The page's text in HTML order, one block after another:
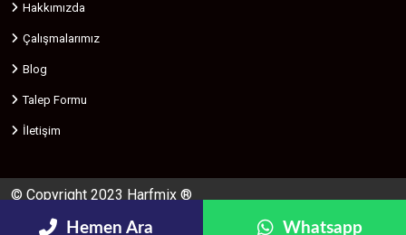
Hakkımızda
Çalışmalarımız
Blog
Talep Formu
İletişim
© Copyright 2023 Harfmix ®
| Harfmix Ezgi Reklamevi
Hemen Ara Whatsapp